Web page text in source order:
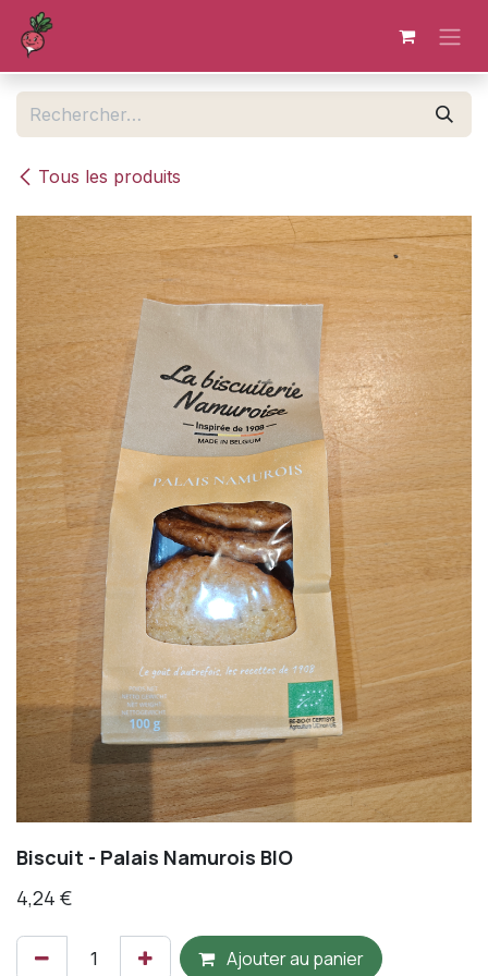
Se rendre au contenu
Tous les produits
Biscuit - Palais Namurois BIO
4,24 €
Ajouter au panier